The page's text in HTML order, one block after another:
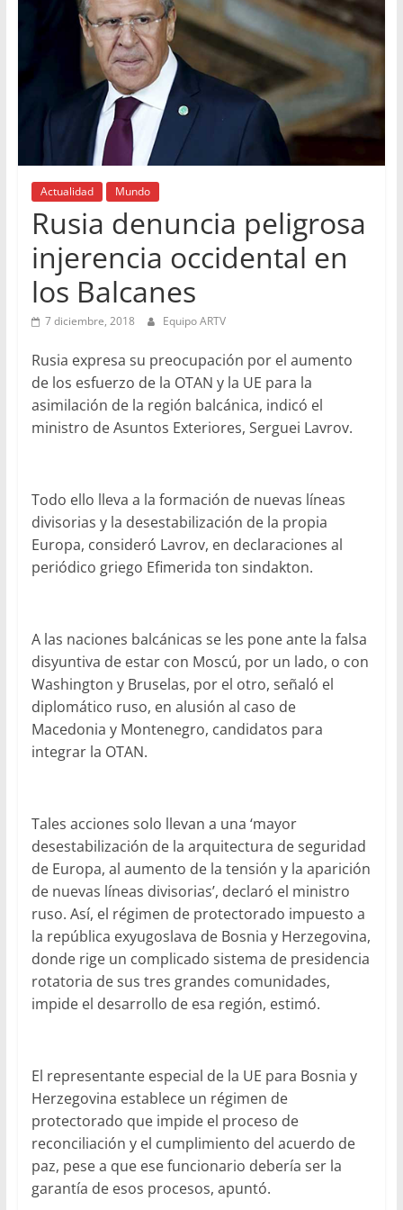
Actualidad Mundo
Rusia denuncia peligrosa
injerencia occidental en
los Balcanes
7 diciembre, 2018 Equipo ARTV
Rusia expresa su preocupación por el aumento
de los esfuerzo de la OTAN y la UE para la
asimilación de la región balcánica, indicó el
ministro de Asuntos Exteriores, Serguei Lavrov.
Todo ello lleva a la formación de nuevas líneas
divisorias y la desestabilización de la propia
Europa, consideró Lavrov, en declaraciones al
periódico griego Efimerida ton sindakton.
A las naciones balcánicas se les pone ante la falsa
disyuntiva de estar con Moscú, por un lado, o con
Washington y Bruselas, por el otro, señaló el
diplomático ruso, en alusión al caso de
Macedonia y Montenegro, candidatos para
integrar la OTAN.
Tales acciones solo llevan a una ‘mayor
desestabilización de la arquitectura de seguridad
de Europa, al aumento de la tensión y la aparición
de nuevas líneas divisorias’, declaró el ministro
ruso. Así, el régimen de protectorado impuesto a
la república exyugoslava de Bosnia y Herzegovina,
donde rige un complicado sistema de presidencia
rotatoria de sus tres grandes comunidades,
impide el desarrollo de esa región, estimó.
El representante especial de la UE para Bosnia y
Herzegovina establece un régimen de
protectorado que impide el proceso de
reconciliación y el cumplimiento del acuerdo de
paz, pese a que ese funcionario debería ser la
garantía de esos procesos, apuntó.